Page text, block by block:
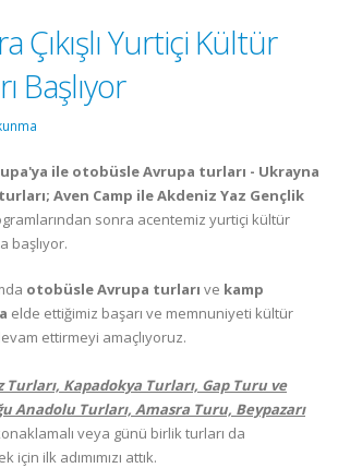
Çıkışlı Yurtiçi Kültür
Başlıyor
ile otobüsle Avrupa turları - Ukrayna
Aven Camp ile Akdeniz Yaz Gençlik
sonra acentemiz yurtiçi kültür
başlıyor.
otobüsle Avrupa turları ve kamp
elde ettiğimiz başarı ve memnuniyeti kültür
ettirmeyi amaçlıyoruz.
Turları, Kapadokya Turları, Gap Turu ve
Anadolu Turları, Amasra Turu, Beypazarı
veya günü birlik turları da
için ilk adımımızı attık.